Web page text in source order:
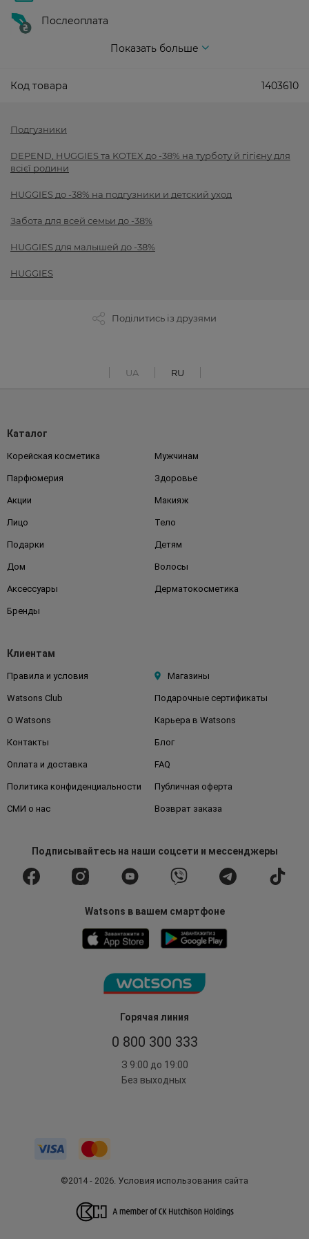
Послеоплата
Показать больше
Код товара 1403610
Подгузники
DEPEND, HUGGIES та KOTEX до -38% на турботу й гігієну для
всієї родини
HUGGIES до -38% на подгузники и детский уход
Забота для всей семьи до -38%
HUGGIES для малышей до -38%
HUGGIES
Поділитись із друзями
UA RU
Горячая линия
0 800 300 333
З 9:00 до 19:00
Без выходных
Каталог
Корейская косметика Мужчинам
Парфюмерия Здоровье
Акции Макияж
Лицо Тело
Подарки Детям
Дом Волосы
Аксессуары Дерматокосметика
Бренды
Клиентам
Правила и условия Магазины
Watsons Club Подарочные сертификаты
О Watsons Карьера в Watsons
Контакты Блог
Оплата и доставка FAQ
Политика конфиденциальности Публичная оферта
СМИ о нас Возврат заказа
Подписывайтесьна наши соцсети и мессенджеры
Watsons в вашем смартфоне
©2014 - 2026. Условия использования сайта